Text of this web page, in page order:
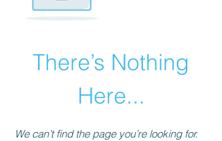
There’s Nothing
Here...
We can’t find the page you’re looking for.